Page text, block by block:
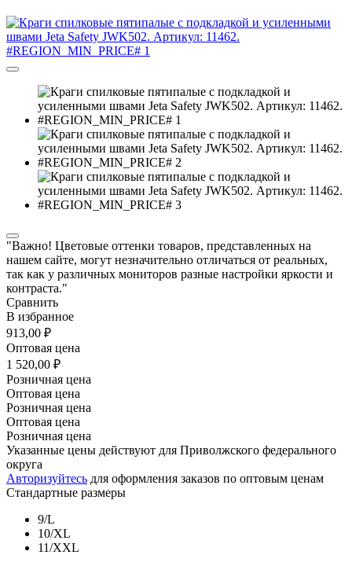
"Важно! Цветовые оттенки товаров, представленных на
нашем сайте, могут незначительно отличаться от реальных,
так как у различных мониторов разные настройки яркости и
контраста."
Сравнить
В избранное
913,00 ₽
Оптовая цена
1 520,00 ₽
Розничная цена
Оптовая цена
Розничная цена
Оптовая цена
Розничная цена
Указанные цены действуют для Приволжского федерального
округа
Авторизуйтесь для оформления заказов по оптовым ценам
Стандартные размеры
9/L
10/XL
11/XXL